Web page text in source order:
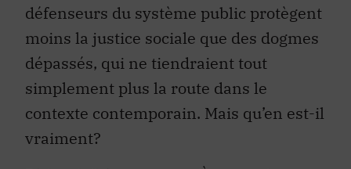
défenseurs du système public protègent
moins la justice sociale que des dogmes
dépassés, qui ne tiendraient tout
simplement plus la route dans le
contexte contemporain. Mais qu’en est-il
vraiment?